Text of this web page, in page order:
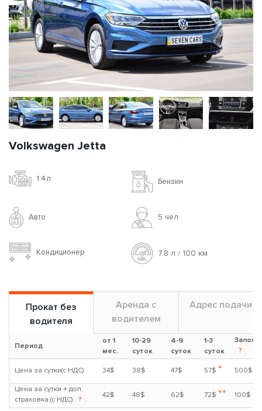
Volkswagen Jetta
1.4л Бензин
Авто 5 чел
Кондиционер 7.8 л / 100 км
Прокат без
водителя
Аренда с
водителем
Адрес подачи
Период
от 1
мес.
10-29
суток
4-9
суток
1-3
суток
Залог
?
Цена за сутки(с НДС) 34$ 38$ 47$ 57$ * 500$
Цена за сутки + доп.
страховка (с НДС)
?
42$ 48$ 62$ 72$ ** 100$